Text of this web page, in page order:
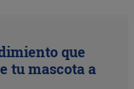
que
tu mascota a